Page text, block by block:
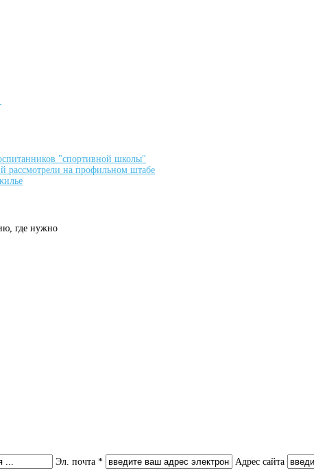
"спортивной школы"
рассмотрели на профильном штабе
где нужно
Эл. почта *
Адрес сайта